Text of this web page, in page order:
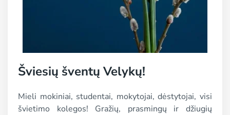
Šviesių šventų Velykų!
Mieli mokiniai, studentai, mokytojai, dėstytojai, visi
švietimo kolegos! Gražių, prasmingų ir džiugių